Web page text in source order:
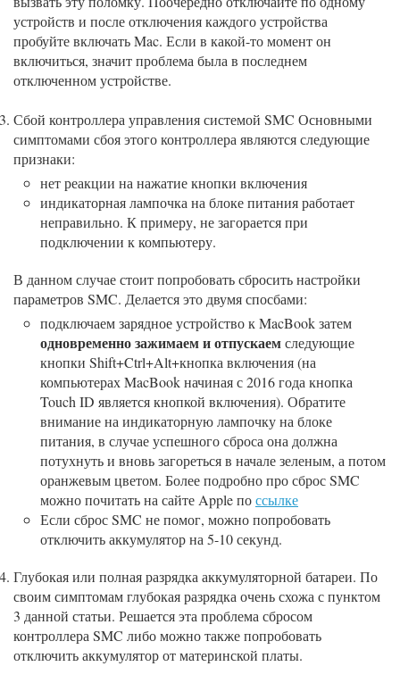
устройств и после отключения каждого устройства
пробуйте включать Mac. Если в какой-то момент он
включиться, значит проблема была в последнем
отключенном устройстве.
Сбой контроллера управления системой SMC Основными
симптомами сбоя этого контроллера являются следующие
признаки:
нет реакции на нажатие кнопки включения
индикаторная лампочка на блоке питания работает
неправильно. К примеру, не загорается при
подключении к компьютеру.
В данном случае стоит попробовать сбросить настройки
параметров SMC. Делается это двумя спосбами:
подключаем зарядное устройство к MacBook затем
одновременно зажимаем и отпускаемследующие
кнопки Shift+Ctrl+Alt+кнопка включения (на
компьютерах MacBook начиная с 2016 года кнопка
Touch ID является кнопкой включения). Обратите
внимание на индикаторную лампочку на блоке
питания, в случае успешного сброса она должна
потухнуть и вновь загореться в начале зеленым, а потом
оранжевым цветом. Более подробно про сброс SMC
можно почитать на сайте Apple поссылке
Если сброс SMC не помог, можно попробовать
отключить аккумулятор на 5-10 секунд.
Глубокая или полная разрядка аккумуляторной батареи. По
своим симптомам глубокая разрядка очень схожа с пунктом
3 данной статьи. Решается эта проблема сбросом
контроллера SMC либо можно также попробовать
отключить аккумулятор от материнской платы.